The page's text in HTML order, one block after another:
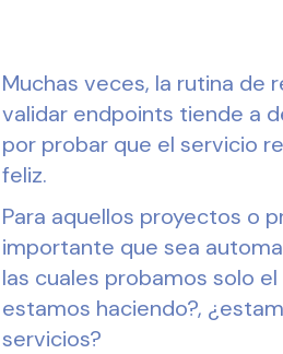
Muchas veces, la rutina de
validar endpoints tiende a
por probar que el servicio
feliz.
Para aquellos proyectos o
importante que sea
las cuales probamos solo
estamos haciendo?,
servicios?